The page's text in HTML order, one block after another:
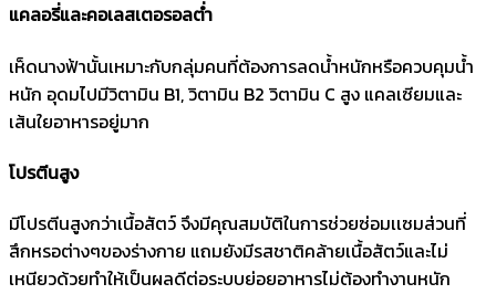
แคลอรี่และคอเลสเตอรอลต่ำ
เห็ดนางฟ้านั้นเหมาะกับกลุ่มคนที่ต้องการลดน้ำหนักหรือควบคุมน้ำ
หนัก อุดมไปมีวิตามิน B1, วิตามิน B2 วิตามิน C สูง แคลเซียมและ
เส้นใยอาหารอยู่มาก
โปรตีนสูง
มีโปรตีนสูงกว่าเนื้อสัตว์ จึงมีคุณสมบัติในการช่วยซ่อมเเซมส่วนที่
สึกหรอต่างๆของร่างกาย แถมยังมีรสชาติคล้ายเนื้อสัตว์และไม่
เหนียวด้วยทำให้เป็นผลดีต่อระบบย่อยอาหารไม่ต้องทำงานหนัก